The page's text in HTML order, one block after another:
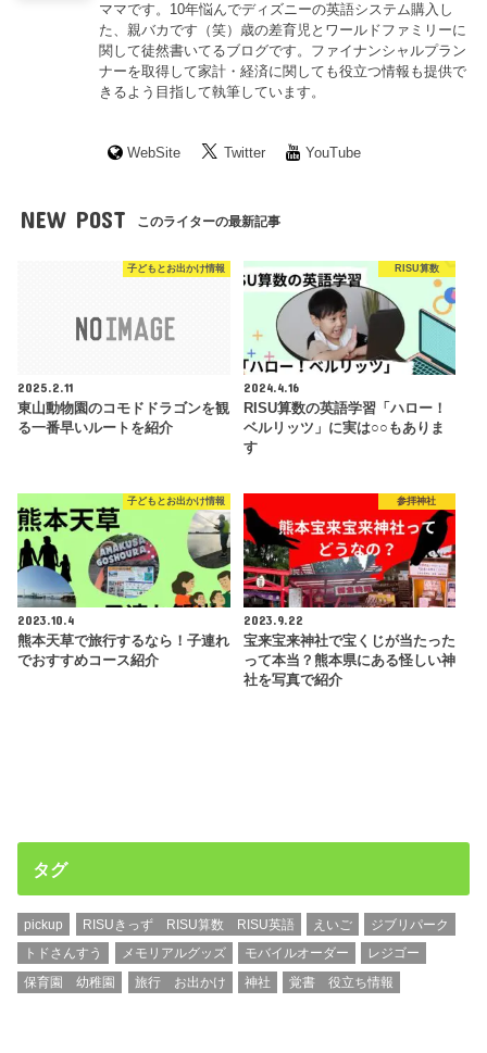
ママです。10年悩んでディズニーの英語システム購入し
た、親バカです（笑）歳の差育児とワールドファミリーに
関して徒然書いてるブログです。ファイナンシャルプラン
ナーを取得して家計・経済に関しても役立つ情報も提供で
きるよう目指して執筆しています。
WebSite Twitter YouTube
NEW POST このライターの最新記事
子どもとお出かけ情報
2025.2.11
東山動物園のコモドドラゴンを観
る一番早いルートを紹介
RISU算数
2024.4.16
RISU算数の英語学習「ハロー！
ベルリッツ」に実は○○もありま
す
子どもとお出かけ情報
2023.10.4
熊本天草で旅行するなら！子連れ
でおすすめコース紹介
参拝神社
2023.9.22
宝来宝来神社で宝くじが当たった
って本当？熊本県にある怪しい神
社を写真で紹介
タグ
pickup RISUきっず RISU算数 RISU英語 えいご
ジブリパーク
トドさんすう
メモリアルグッズ モバイルオーダー
レジゴー
保育園 幼稚園
旅行 お出かけ 神社 覚書 役立ち情報